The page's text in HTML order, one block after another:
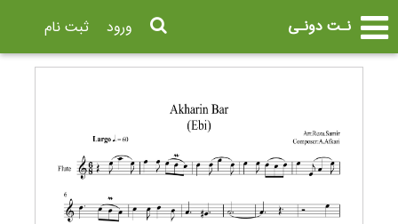
نـت دونـی ثبت نام ورود